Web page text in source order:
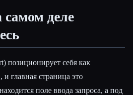
деле
позиционирует себя как
главная страница это
поле ввода запроса, а под